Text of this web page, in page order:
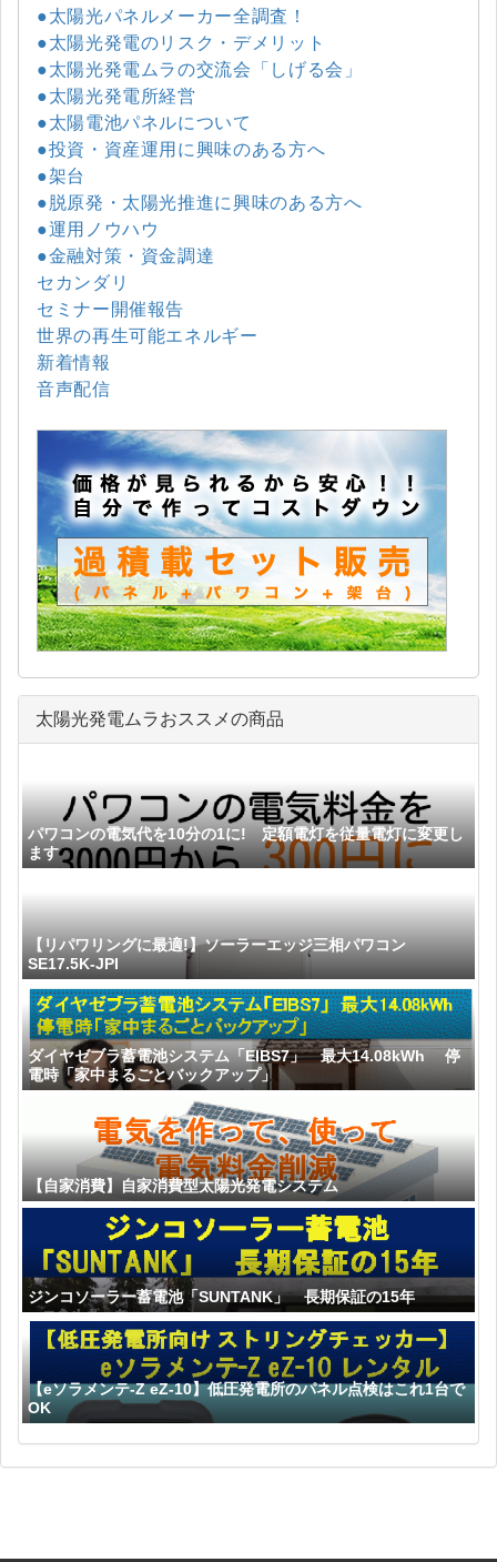
●太陽光パネルメーカー全調査！
●太陽光発電のリスク・デメリット
●太陽光発電ムラの交流会「しげる会」
●太陽光発電所経営
●太陽電池パネルについて
●投資・資産運用に興味のある方へ
●架台
●脱原発・太陽光推進に興味のある方へ
●運用ノウハウ
●金融対策・資金調達
セカンダリ
セミナー開催報告
世界の再生可能エネルギー
新着情報
音声配信
太陽光発電ムラおススメの商品
パワコンの電気代を10分の1に! 定額電灯を従量電灯に変更し
ます
【リパワリングに最適!】ソーラーエッジ三相パワコン
SE17.5K-JPI
ダイヤゼブラ蓄電池システム「EIBS7」 最大14.08kWh 停
電時「家中まるごとバックアップ」
【自家消費】自家消費型太陽光発電システム
ジンコソーラー蓄電池「SUNTANK」 長期保証の15年
【eソラメンテ-Z eZ-10】低圧発電所のパネル点検はこれ1台で
OK